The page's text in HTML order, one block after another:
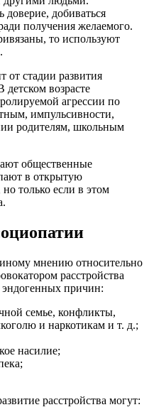
добиваться
получения желаемого.
то используют
от стадии развития
детском возрасте
агрессии по
импульсивности,
родителям, школьным
общественные
в открытую
только если в этом
мнению относительно
расстройства
причин:
семье, конфликты,
и наркотикам и т. д.;
насилие;
расстройства могут: